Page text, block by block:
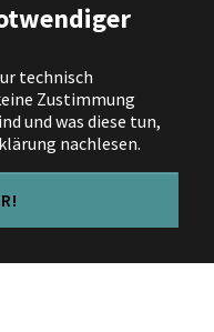
technisch
Zustimmung
und was diese tun,
nachlesen.